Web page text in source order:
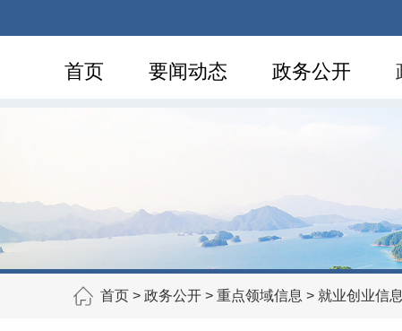
首页 要闻动态 政务公开
首页 > 政务公开 > 重点领域信息 > 就业创业信